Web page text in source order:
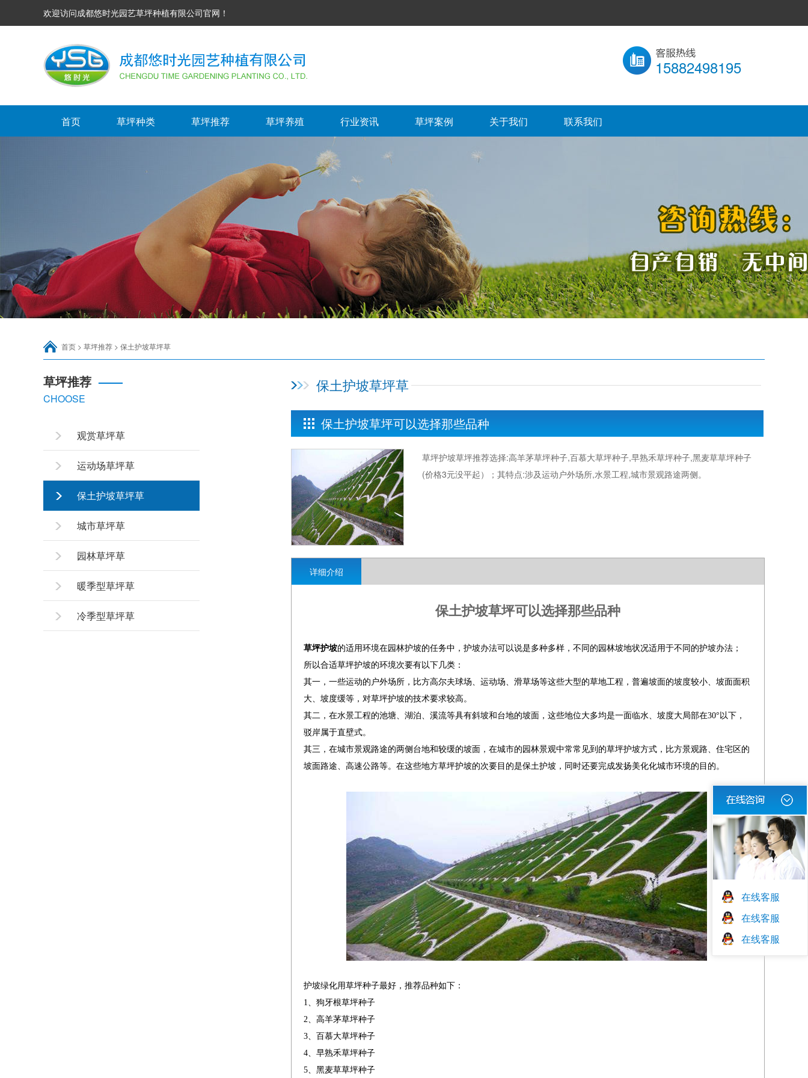
欢迎访问成都悠时光园艺草坪种植有限公司官网！
15882498195
首页 草坪种类 草坪推荐 草坪养殖 行业资讯 草坪案例 关于我们 联系我们
首页 > 草坪推荐 > 保土护坡草坪草
草坪推荐 ——
CHOOSE
观赏草坪草
运动场草坪草
保土护坡草坪草
城市草坪草
园林草坪草
暖季型草坪草
冷季型草坪草
保土护坡草坪草
保土护坡草坪可以选择那些品种
草坪护坡草坪推荐选择:高羊茅草坪种子,百慕大草坪种子,早熟禾草坪种子,黑麦草草坪种子
(价格3元没平起）；其特点:涉及运动户外场所,水景工程,城市景观路途两侧。
详细介绍
保土护坡草坪可以选择那些品种
草坪护坡的适用环境在园林护坡的任务中，护坡办法可以说是多种多样，不同的园林坡地状况适用于不同的护坡办法；
所以合适草坪护坡的环境次要有以下几类：
其一，一些运动的户外场所，比方高尔夫球场、运动场、滑草场等这些大型的草地工程，普遍坡面的坡度较小、坡面面积
大、坡度缓等，对草坪护坡的技术要求较高。
其二，在水景工程的池塘、湖泊、溪流等具有斜坡和台地的坡面，这些地位大多均是一面临水、坡度大局部在30°以下，
驳岸属于直壁式。
其三，在城市景观路途的两侧台地和较缓的坡面，在城市的园林景观中常常见到的草坪护坡方式，比方景观路、住宅区的
坡面路途、高速公路等。在这些地方草坪护坡的次要目的是保土护坡，同时还要完成发扬美化化城市环境的目的。
护坡绿化用草坪种子最好，推荐品种如下：
1、狗牙根草坪种子
2、高羊茅草坪种子
3、百慕大草坪种子
4、早熟禾草坪种子
5、黑麦草草坪种子
在线客服
在线客服
在线客服